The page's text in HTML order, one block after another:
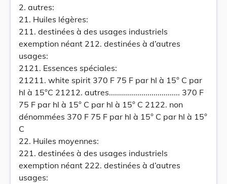
2. autres:
21. Huiles légères:
211. destinées à des usages industriels
exemption néant 212. destinées à d’autres
usages:
2121. Essences spéciales:
21211. white spirit 370 F 75 F par hl à 15° C par
hl à 15°C 21212. autres................................... 370 F
75 F par hl à 15° C par hl à 15° C 2122. non
dénommées 370 F 75 F par hl à 15° C par hl à 15°
C
22. Huiles moyennes:
221. destinées à des usages industriels
exemption néant 222. destinées à d’autres
usages: